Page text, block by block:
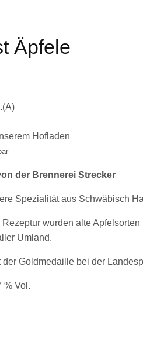
Äpfele
Hofladen
der Brennerei Strecker
Spezialität aus Schwäbisch
wurden alte
Umland.
Goldmedaille bei der
% Vol.